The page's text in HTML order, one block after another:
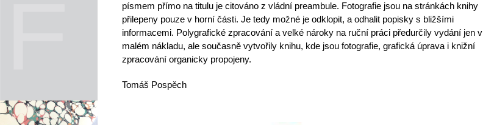
písmem přímo na titulu je citováno z vládní preambule. Fotografie jsou na stránkách knihy
přilepeny pouze v horní části. Je tedy možné je odklopit, a odhalit popisky s bližšími
informacemi. Polygrafické zpracování a velké nároky na ruční práci předurčily vydání jen v
malém nákladu, ale současně vytvořily knihu, kde jsou fotografie, grafická úprava i knižní
zpracování organicky propojeny.
Tomáš Pospěch